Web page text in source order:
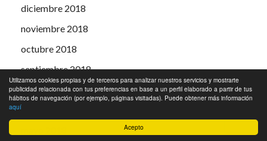
Acepto
Utilizamos cookies propias y de terceros para analizar nuestros servicios y mostrarte
publicidad relacionada con tus preferencias en base a un perfil elaborado a partir de tus
hábitos de navegación (por ejemplo, páginas visitadas). Puede obtener más información
aquí
diciembre 2018
noviembre 2018
octubre 2018
septiembre 2018
julio 2018